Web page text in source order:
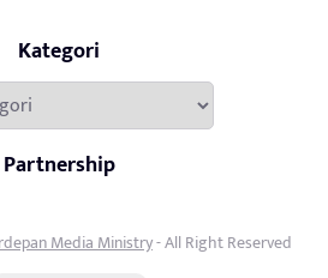
Kategori
Partnership
Media Ministry- All Right Reserved